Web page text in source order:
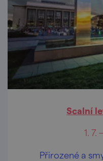
Scalní
1. 7.
Přirozené a